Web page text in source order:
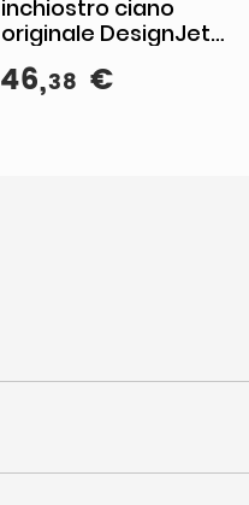
inchiostro ciano
originale DesignJet
712 da 29 ml
46,38 €